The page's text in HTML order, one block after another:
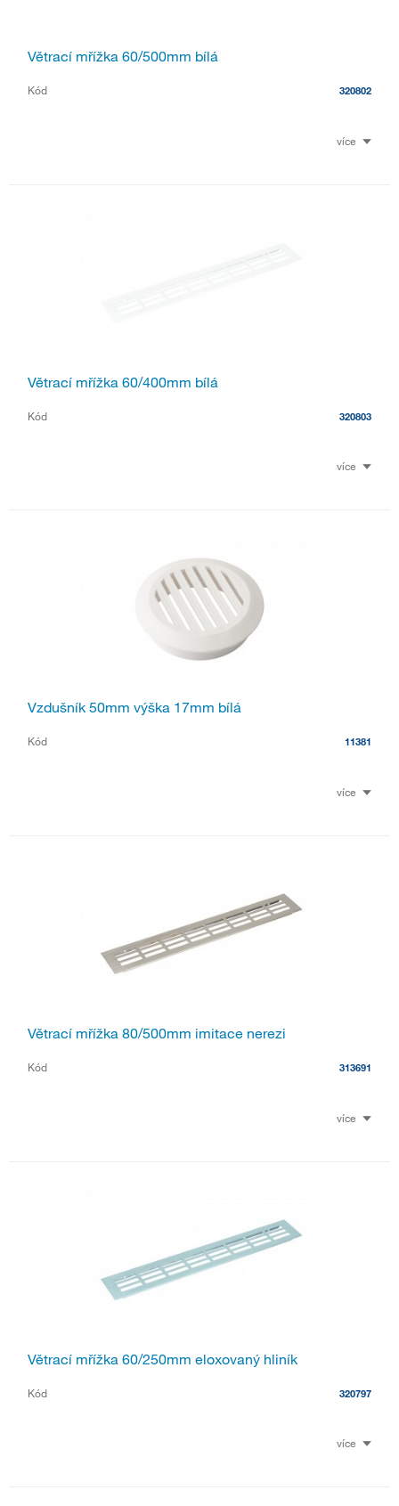
Větrací mřížka 60/500mm bílá
Kód 320802
více
Větrací mřížka 60/400mm bílá
Kód 320803
více
Vzdušník 50mm výška 17mm bílá
Kód 11381
více
Větrací mřížka 80/500mm imitace nerezi
Kód 313691
více
Větrací mřížka 60/250mm eloxovaný hliník
Kód 320797
více